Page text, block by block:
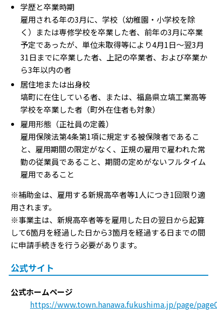
学歴と卒業時期
雇用される年の3月に、学校（幼稚園・小学校を除
く）または専修学校を卒業した者、前年の3月に卒業
予定であったが、単位未取得等により4月1日〜翌3月
31日までに卒業した者、上記の卒業者、および卒業か
ら3年以内の者
居住地または出身校
塙町に在住している者、または、福島県立塙工業高等
学校を卒業した者（町外在住者も対象）
雇用形態（正社員の定義）
雇用保険法第4条第1項に規定する被保険者であるこ
と、雇用期間の限定がなく、正規の雇用で雇われた常
勤の従業員であること、期間の定めがないフルタイム
雇用であること
※補助金は、雇用する新規高卒者等1人につき1回限り適
用されます。
※事業主は、新規高卒者等を雇用した日の翌日から起算
して6箇月を経過した日から3箇月を経過する日までの間
に申請手続きを行う必要があります。
公式サイト
公式ホームページ
https://www.town.hanawa.fukushima.jp/page/